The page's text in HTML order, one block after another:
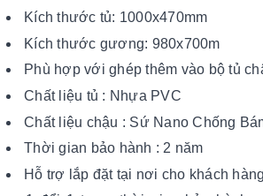
Kích thước tủ: 1000x470mm
Kích thước gương: 980x700m
Phù hợp với ghép thêm vào bộ tủ
Chất liệu tủ : Nhựa PVC
Chất liệu chậu : Sứ Nano Chống
Thời gian bảo hành : 2 năm
Hỗ trợ lắp đặt tại nơi cho khách hàng